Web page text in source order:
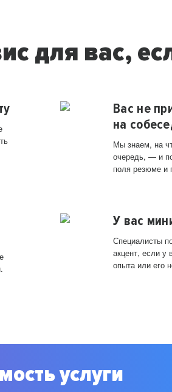
для вас,
Вас не
на
Мы знаем, на
очередь, — и
поля резюме и
У вас
Специалисты
акцент, если у
опыта или его
услуги